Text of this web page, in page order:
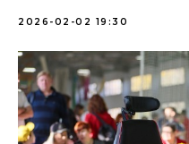
2026-02-02 19:30